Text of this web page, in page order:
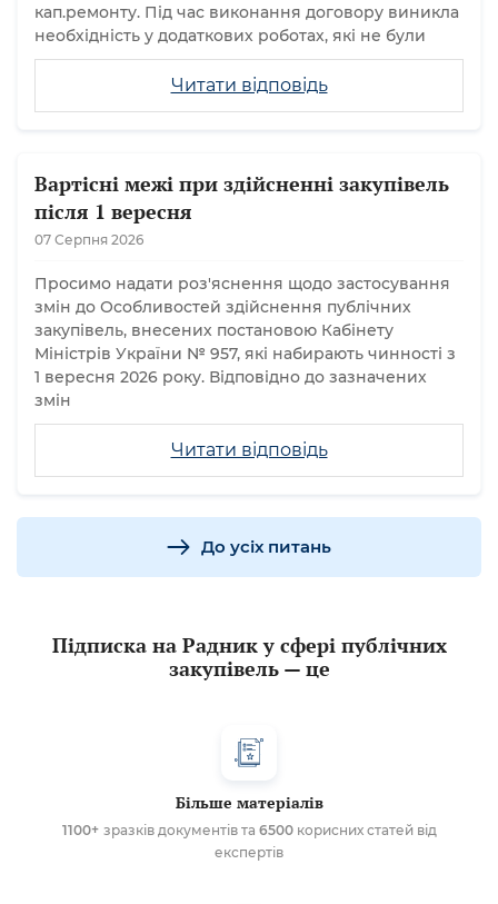
Читати відповідь
кап.ремонту. Під час виконання договору виникла
необхідність у додаткових роботах, які не були
Вартісні межі при здійсненні закупівель
після 1 вересня
07 Серпня 2026
Читати відповідь
Просимо надати роз'яснення щодо застосування
змін до Особливостей здійснення публічних
закупівель, внесених постановою Кабінету
Міністрів України № 957, які набирають чинності з
1 вересня 2026 року. Відповідно до зазначених
змін
До усіх питань
Підписка на Радник у сфері публічних
закупівель — це
Більше матеріалів
1100+ зразків документів та 6500корисних статей від
експертів